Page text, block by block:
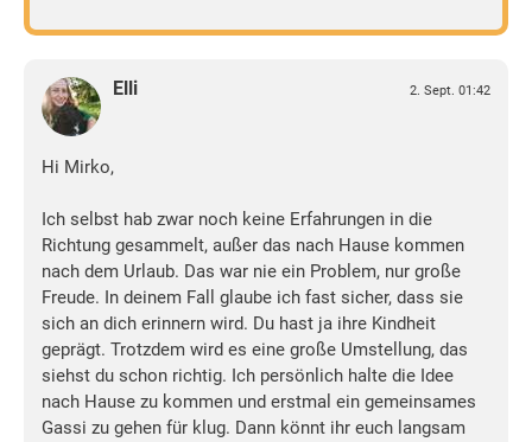
Elli 2. Sept. 01:42
Hi Mirko,
Ich selbst hab zwar noch keine Erfahrungen in die
Richtung gesammelt, außer das nach Hause kommen
nach dem Urlaub. Das war nie ein Problem, nur große
Freude. In deinem Fall glaube ich fast sicher, dass sie
sich an dich erinnern wird. Du hast ja ihre Kindheit
geprägt. Trotzdem wird es eine große Umstellung, das
siehst du schon richtig. Ich persönlich halte die Idee
nach Hause zu kommen und erstmal ein gemeinsames
Gassi zu gehen für klug. Dann könnt ihr euch langsam